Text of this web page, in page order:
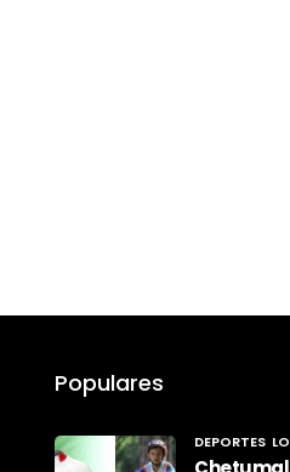
Populares
DEPORTES